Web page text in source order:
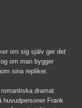
om sig själv ger det
om man bygger
sina repliker.
dramat
Frank